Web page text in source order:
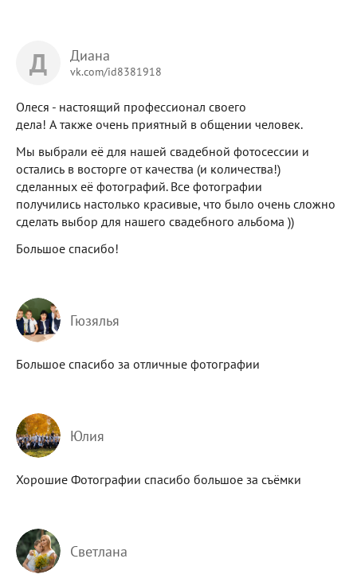
Д Диана
vk.com/id8381918
Олеся - настоящий профессионал своего
дела! А также очень приятный в общении человек.
Мы выбрали её для нашей свадебной фотосессии и
остались в восторге от качества (и количества!)
сделанных её фотографий. Все фотографии
получились настолько красивые, что было очень сложно
сделать выбор для нашего свадебного альбома ))
Большое спасибо!
Гюзялья
Большое спасибо за отличные фотографии
Юлия
Хорошие Фотографии спасибо большое за съёмки
Светлана